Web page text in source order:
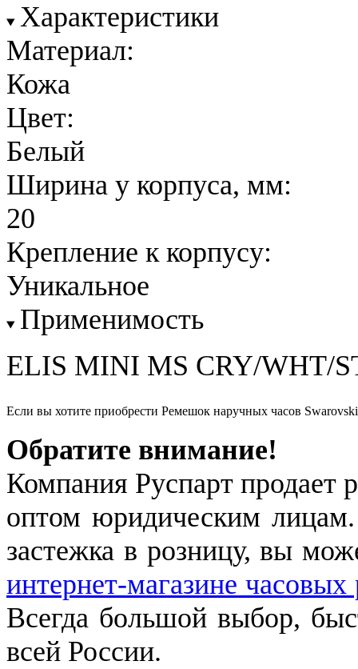
Характеристики
Материал:
Кожа
Цвет:
Белый
Ширина у корпуса, мм:
20
Крепление к корпусу:
Уникальное
Применимость
ELIS MINI MS CRY/WHT/
Если вы хотите приобрести Ремешок наручных часов
Обратите внимание!
Компания Руспарт продает
оптом юридическим
застежка в розницу, вы
интернет-магазине
Всегда большой выбор,
всей России.